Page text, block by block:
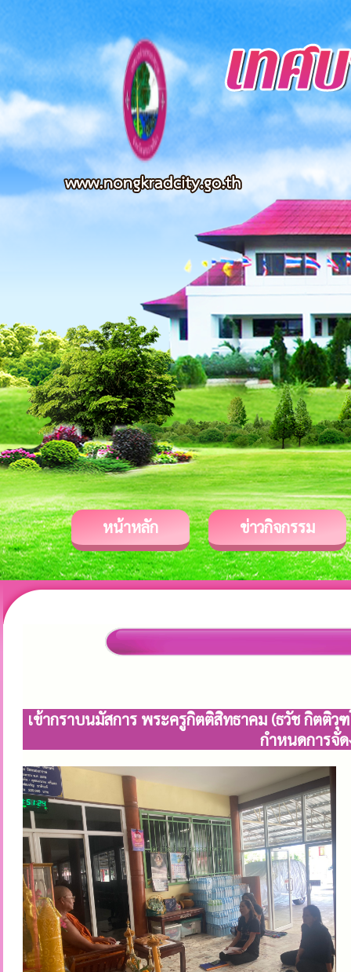
หน้าหลัก ข่าวกิจกรรม
เข้ากราบนมัสการ พระครูกิตติสิทธาคม (ธวัช กิตติวุ
กำหนดการจั